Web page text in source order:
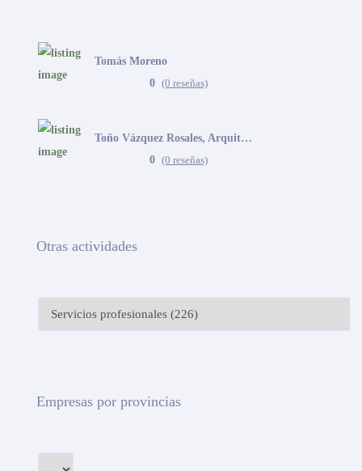
Tomás Moreno
0 (0 reseñas)
Toño Vázquez Rosales, Arquitecto
0 (0 reseñas)
Otras actividades
Empresas por provincias